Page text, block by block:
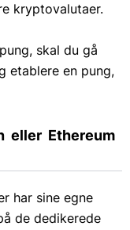
kryptovalutaer.
skal du gå
etablere en pung,
har sine egne
de dedikerede